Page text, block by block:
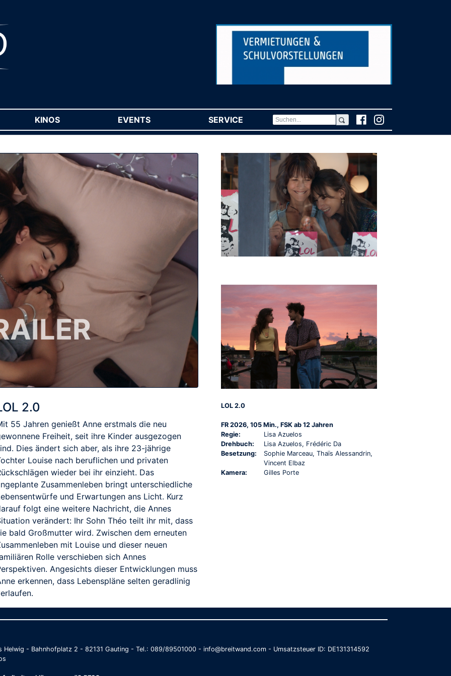
KINOS EVENTS SERVICE (CURRENT)
2.0
55 Jahren genießt Anne erstmals die neu
Freiheit, seit ihre Kinder ausgezogen
Dies ändert sich aber, als ihre 23-jährige
Louise nach beruflichen und privaten
wieder bei ihr einzieht. Das
Zusammenleben bringt unterschiedliche
und Erwartungen ans Licht. Kurz
folgt eine weitere Nachricht, die Annes
verändert: Ihr Sohn Théo teilt ihr mit, dass
bald Großmutter wird. Zwischen dem erneuten
mit Louise und dieser neuen
Rolle verschieben sich Annes
Angesichts dieser Entwicklungen muss
erkennen, dass Lebenspläne selten geradlinig
LOL 2.0
FR 2026, 105 Min., FSK ab 12 Jahren
Regie:
Lisa Azuelos
Drehbuch:
Lisa Azuelos, Frédéric Da
Besetzung:
Sophie Marceau, Thaïs Alessandrin,
Vincent Elbaz
Kamera:
Gilles Porte
- Bahnhofplatz 2 - 82131 Gauting - Tel.: 089/89501000 - info@breitwand.com - Umsatzsteuer ID: DE131314592